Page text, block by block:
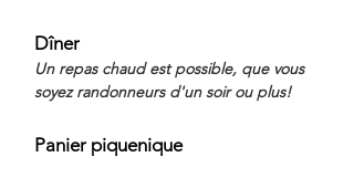
Dîner
Un repas chaud est possible, que vous
soyez randonneurs d'un soir ou plus!
Panier piquenique